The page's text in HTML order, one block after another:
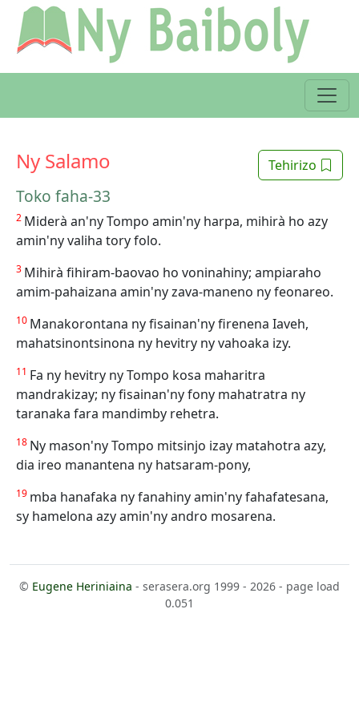
Tehirizo
Ny Salamo
Toko faha-33
2 Miderà an'ny Tompo amin'ny harpa, mihirà ho azy
amin'ny valiha tory folo.
3 Mihirà fihiram-baovao ho voninahiny; ampiaraho
amim-pahaizana amin'ny zava-maneno ny feonareo.
10 Manakorontana ny fisainan'ny firenena Iaveh,
mahatsinontsinona ny hevitry ny vahoaka izy.
11 Fa ny hevitry ny Tompo kosa maharitra
mandrakizay; ny fisainan'ny fony mahatratra ny
taranaka fara mandimby rehetra.
18 Ny mason'ny Tompo mitsinjo izay matahotra azy,
dia ireo manantena ny hatsaram-pony,
19 mba hanafaka ny fanahiny amin'ny fahafatesana,
sy hamelona azy amin'ny andro mosarena.
© Eugene Heriniaina - serasera.org 1999 - 2026 - page load
0.051